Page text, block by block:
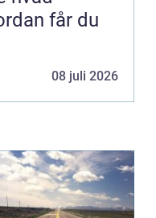
får du
08 juli 2026